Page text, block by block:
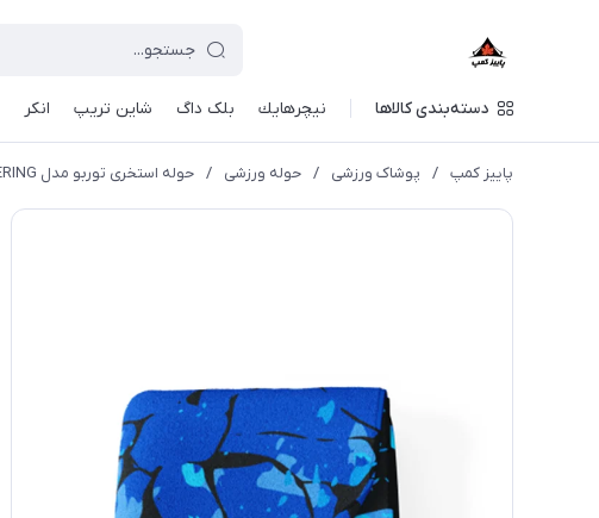
دسته‌بندی کالاها نيچرهايك بلک داگ شاین تریپ انکر
پاییز کمپ / پوشاک ورزشی / حوله ورزشی / حوله استخری توربو مدل WINTERING